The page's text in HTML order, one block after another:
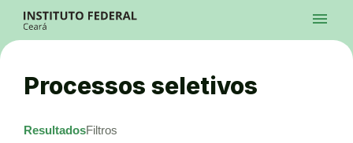
Ir para a busca
Ir para o menu principal
Ir para o conteúdo
Alto Contraste
Login da Área Administrativa
menu
Processos seletivos
ResultadosFiltros